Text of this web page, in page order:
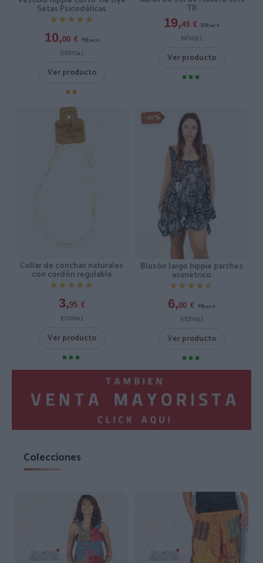
Setas Psicodélicas
★★★★★
★★★★★
10,00 € 19,99 €
[VEEV34 ]
Ver producto
TR
19,49 € 29,99 €
[GFJA35 ]
Ver producto
Collar de conchas naturales
con cordón regulable
★★★★★
★★★★★
3,95 €
[COVI06 ]
Ver producto
-70%
Blusón largo hippie parches
asimétrico
★★★★★
★★★★★
6,00 € 19,99 €
[VEEV03 ]
Ver producto
Colecciones